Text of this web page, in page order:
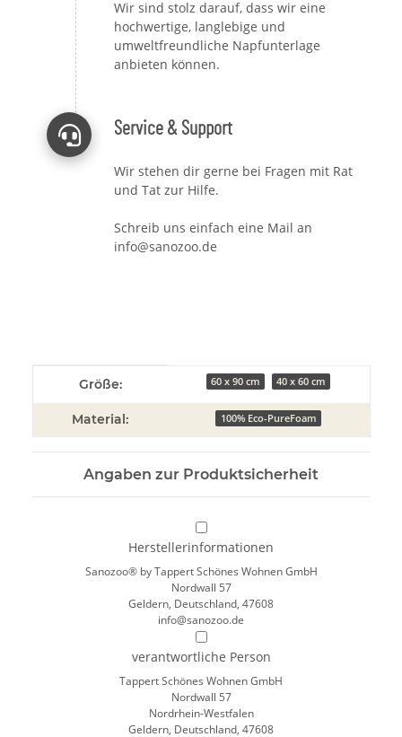
Wir sind stolz darauf, dass wir eine
hochwertige, langlebige und
umweltfreundliche Napfunterlage
anbieten können.
Service & Support
Wir stehen dir gerne bei Fragen mit Rat
und Tat zur Hilfe.
Schreib uns einfach eine Mail an
info@sanozoo.de
Produkteigenschaft
Größe: 60 x 90 cm 40 x 60 cm
Material: 100% Eco-PureFoam
Angaben zur Produktsicherheit
Herstellerinformationen
Sanozoo® by Tappert Schönes Wohnen GmbH
Nordwall 57
Geldern, Deutschland, 47608
info@sanozoo.de
verantwortliche Person
Tappert Schönes Wohnen GmbH
Nordwall 57
Nordrhein-Westfalen
Geldern, Deutschland, 47608